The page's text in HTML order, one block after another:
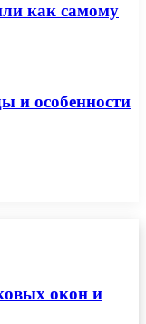
как самому
и особенности
окон и